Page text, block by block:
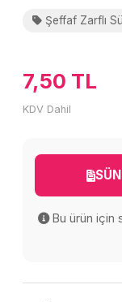
Şeffaf Zarflı
7,50 TL
KDV Dahil
Bu ürün için